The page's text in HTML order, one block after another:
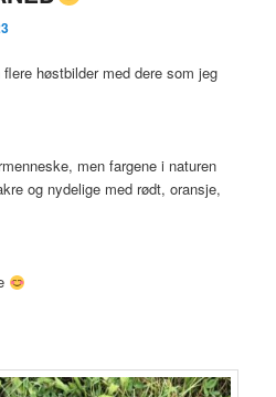
høstbilder med dere som jeg
men fargene i naturen
og nydelige med rødt, oransje,